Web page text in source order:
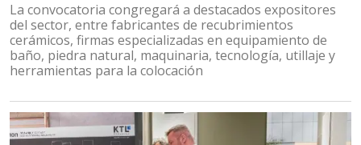
La convocatoria congregará a destacados expositores
del sector, entre fabricantes de recubrimientos
cerámicos, firmas especializadas en equipamiento de
baño, piedra natural, maquinaria, tecnología, utillaje y
herramientas para la colocación